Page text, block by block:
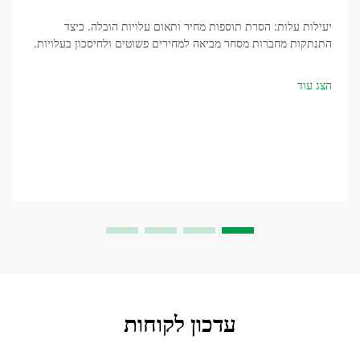
יעילות עלות: הסרת תוספות מחיר ותאום עלויות הובלה. כיצד
התנתקות מחברות מסחר מביאה למחירים פשוטים ולחיסכון בעלויות.
הצג עוד
עדכון לקוחות